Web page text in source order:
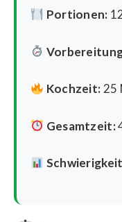
Portionen:
Kochzeit: 25
Gesamtzeit: